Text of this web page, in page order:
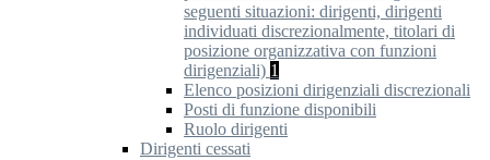
seguenti situazioni: dirigenti, dirigenti
individuati discrezionalmente, titolari di
posizione organizzativa con funzioni
dirigenziali) 1
Elenco posizioni dirigenziali discrezionali
Posti di funzione disponibili
Ruolo dirigenti
Dirigenti cessati